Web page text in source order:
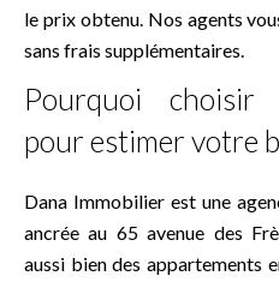
le prix obtenu. Nos agents
sans frais supplémentaires.
Pourquoi choisir
pour estimer votre
Dana Immobilier est une
ancrée au 65 avenue des
aussi bien des appartements